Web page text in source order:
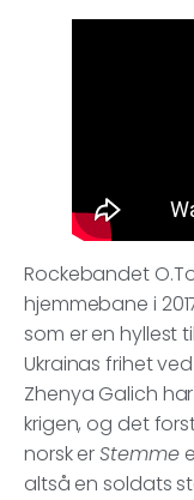
Rockebandet
hjemmebane i
som er en hyllest
Ukrainas frihet
Zhenya Galich
krigen, og det
norsk erStemme
altså en soldats